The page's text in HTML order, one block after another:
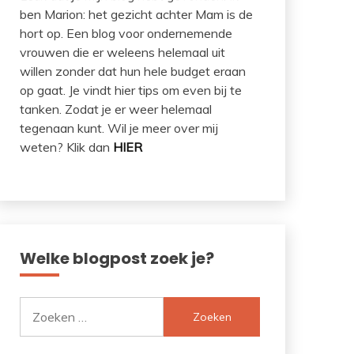
ben Marion: het gezicht achter Mam is de
hort op. Een blog voor ondernemende
vrouwen die er weleens helemaal uit
willen zonder dat hun hele budget eraan
op gaat. Je vindt hier tips om even bij te
tanken. Zodat je er weer helemaal
tegenaan kunt. Wil je meer over mij
weten? Klik dan HIER
Welke blogpost zoek je?
naar: